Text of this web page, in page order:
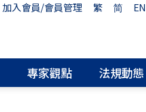
加入會員/會員管理 繁 简 EN
專家觀點 法規動態